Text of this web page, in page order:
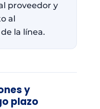
proveedor y
al
la línea.
y
plazo